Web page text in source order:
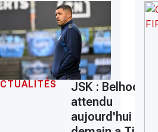
JSK : Belhocine
attendu
aujourd'hui ou